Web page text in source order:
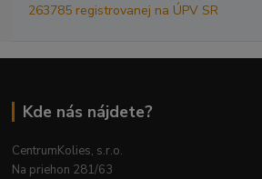
263785 registrovanej na ÚPV SR
Kde nás nájdete?
CentrumKolies, s.r.o.
Na priehon 281/63